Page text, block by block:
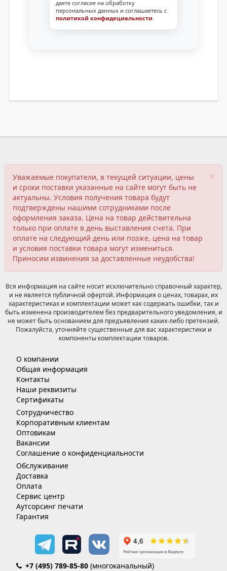
даете согласие на обработку
персональных данных и соглашаетесь с
политикой конфидециальности
×
Уважаемые покупатели, в текущей ситуации, цены
и сроки поставки указанные на сайте могут быть не
актуальны. Условия получения товара будут
подтверждены нашими сотрудниками после
оформления заказа. Цена на товар действительна
только при оплате в день выставления счета. При
оплате на следующий день или позже, цена на товар
и условия поставки товара могут измениться.
Приносим извинения за доставленные неудобства!
Вся информация на сайте носит исключительно справочный характер,
и не является публичной офертой. Информация о ценах, товарах, их
характеристиках и комплектации может как содержать ошибки, так и
быть изменена производителем без предварительного уведомления, и
не может быть основанием для предъявления каких-либо претензий.
Пожалуйста, уточняйте существенные для вас характеристики и
компоненты комплектации товаров.
О компании
Общая информация
Контакты
Наши реквизиты
Сертификаты
Сотрудничество
Корпоративным клиентам
Оптовикам
Вакансии
Соглашение о конфиденциальности
Обслуживание
Доставка
Оплата
Сервис центр
Аутсорсинг печати
Гарантия
+7 (495) 789-85-80 (многоканальный)